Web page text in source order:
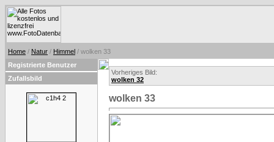
Home / Natur / Himmel / wolken 33
Registrierte Benutzer
Zufallsbild
Vorheriges Bild:
wolken 32
wolken 33